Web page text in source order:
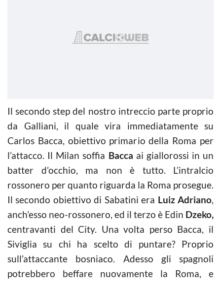
Il secondo step del nostro intreccio parte proprio
da Galliani, il quale vira immediatamente su
Carlos Bacca, obiettivo primario della Roma per
l’attacco. Il Milan soffia Bacca ai giallorossi in un
batter d’occhio, ma non è tutto. L’intralcio
rossonero per quanto riguarda la Roma prosegue.
Il secondo obiettivo di Sabatini era Luiz Adriano,
anch’esso neo-rossonero, ed il terzo è Edin Dzeko,
centravanti del City. Una volta perso Bacca, il
Siviglia su chi ha scelto di puntare? Proprio
sull’attaccante bosniaco. Adesso gli spagnoli
potrebbero beffare nuovamente la Roma, e